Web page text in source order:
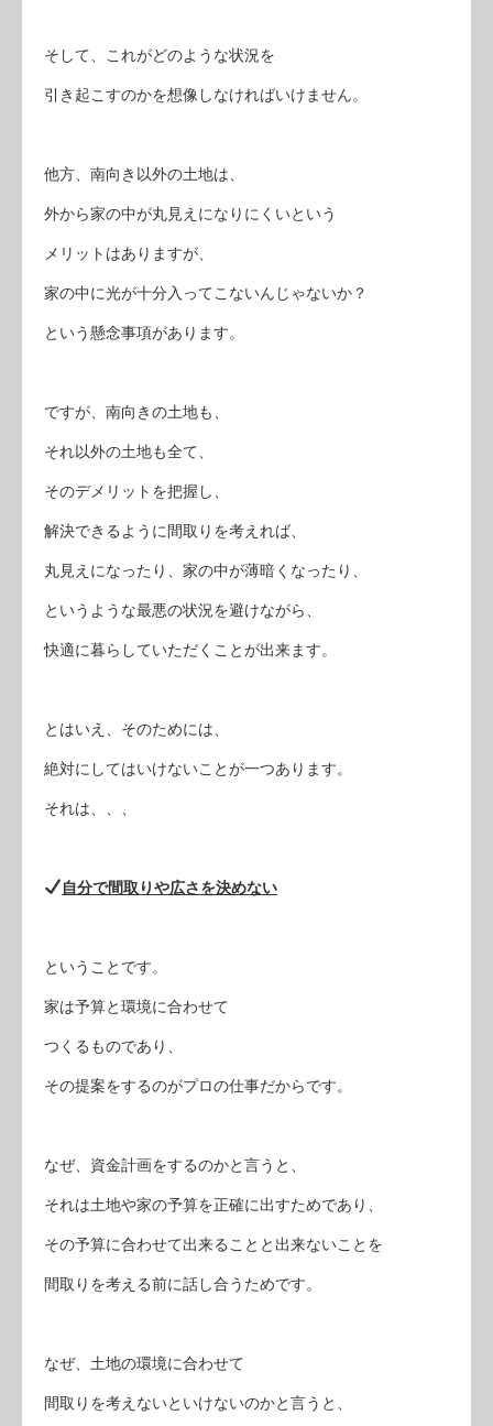
そして、これがどのような状況を
引き起こすのかを想像しなければいけません。
他方、南向き以外の土地は、
外から家の中が丸見えになりにくいという
メリットはありますが、
家の中に光が十分入ってこないんじゃないか？
という懸念事項があります。
ですが、南向きの土地も、
それ以外の土地も全て、
そのデメリットを把握し、
解決できるように間取りを考えれば、
丸見えになったり、家の中が薄暗くなったり、
というような最悪の状況を避けながら、
快適に暮らしていただくことが出来ます。
とはいえ、そのためには、
絶対にしてはいけないことが一つあります。
それは、、、
自分で間取りや広さを決めない
ということです。
家は予算と環境に合わせて
つくるものであり、
その提案をするのがプロの仕事だからです。
なぜ、資金計画をするのかと言うと、
それは土地や家の予算を正確に出すためであり、
その予算に合わせて出来ることと出来ないことを
間取りを考える前に話し合うためです。
なぜ、土地の環境に合わせて
間取りを考えないといけないのかと言うと、